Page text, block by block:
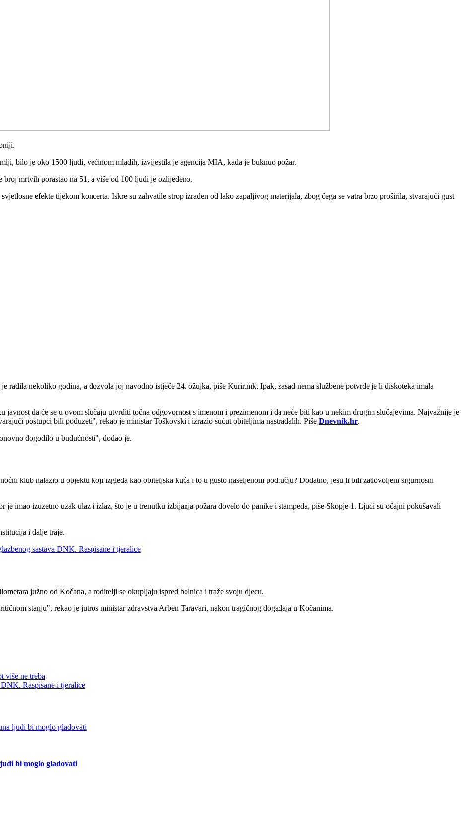
bilo je oko 1500 ljudi, većinom mladih, izvijestila je agencija MIA, kada je buknuo požar.
mrtvih porastao na 51, a više od 100 ljudi je ozlijeđeno.
efekte tijekom koncerta. Iskre su zahvatile strop izrađen od lako zapaljivog materijala, zbog čega se vatra brzo proširila, stvarajući gust
radila nekoliko godina, a dozvola joj navodno istječe 24. ožujka, piše Kurir.mk. Ipak, zasad nema službene potvrde je li diskoteka imala
javnost da će se u ovom slučaju utvrditi točna odgovornost s imenom i prezimenom i da neće biti kao u nekim drugim slučajevima. Najvažnije je
postupci bili poduzeti", rekao je ministar Toškovski i izrazio sućut obiteljima nastradalih. Piše Dnevnik.hr.
dogodilo u budućnosti", dodao je.
klub nalazio u objektu koji izgleda kao obiteljska kuća i to u gusto naseljenom području? Dodatno, jesu li bili zadovoljeni sigurnosni
imao izuzetno uzak ulaz i izlaz, što je u trenutku izbijanja požara dovelo do panike i stampeda, piše Skopje 1. Ljudi su očajni pokušavali
i dalje traje.
sastava DNK. Raspisane i tjeralice
južno od Kočana, a roditelji se okupljaju ispred bolnica i traže svoju djecu.
stanju", rekao je jutros ministar zdravstva Arben Taravari, nakon tragičnog događaja u Kočanima.
više ne treba
Raspisane i tjeralice
bi moglo gladovati